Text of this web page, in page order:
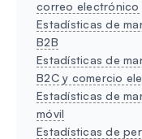
correo electrónico
Estadísticas de
B2B
Estadísticas de
B2C y comercio
Estadísticas de
móvil
Estadísticas de